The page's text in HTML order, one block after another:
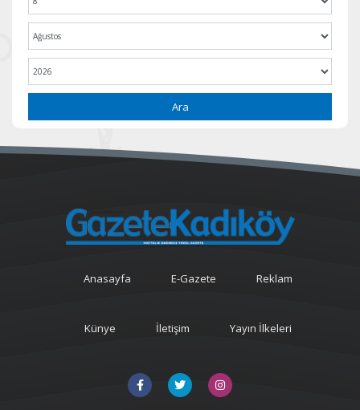
Ara
Anasayfa E-Gazete Reklam
Künye İletişim Yayın İlkeleri